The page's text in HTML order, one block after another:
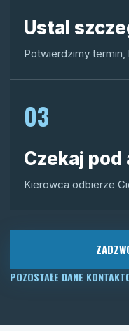
Ustal
Potwierdzimy
03
Czekaj pod
Kierowca odbierze
POZOSTAŁE DANE